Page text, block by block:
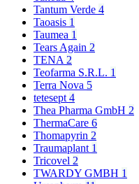
Tantum Verde 4
Taoasis 1
Taumea 1
Tears Again 2
TENA 2
Teofarma S.R.L. 1
Terra Nova 5
tetesept 4
Thea Pharma GmbH 2
ThermaCare 6
Thomapyrin 2
Traumaplant 1
Tricovel 2
TWARDY GMBH 1